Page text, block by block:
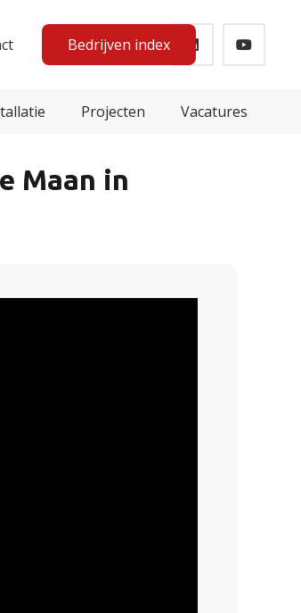
Bedrijven index
Projecten Vacatures
Maan in